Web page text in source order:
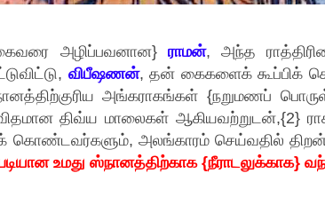
அழிப்பவனான} ராமன், அந்த
விபீஷணன், தன் கைகளைக் கூப்பிக்
அங்கராகங்கள் {நறுமணப்
திவ்ய மாலைகள் ஆகியவற்றுடன்,{2}
அலங்காரம் செய்வதில்
உமது ஸ்நானத்திற்காக {நீராடலுக்காக}